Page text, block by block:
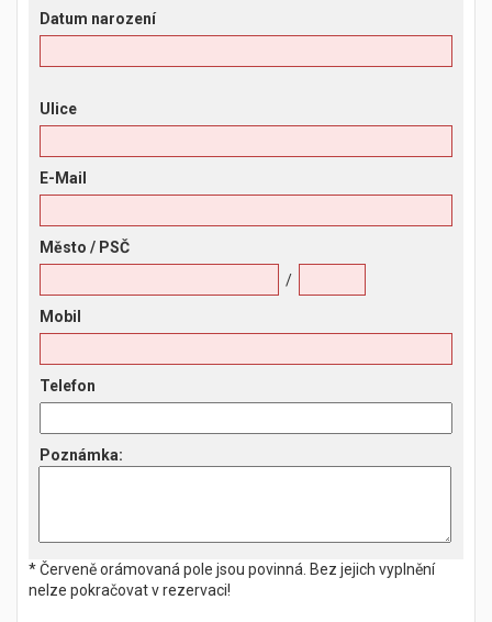
Datum narození
Ulice
E-Mail
Město / PSČ
/
Mobil
Telefon
Poznámka:
* Červeně orámovaná pole jsou povinná. Bez jejich vyplnění
nelze pokračovat v rezervaci!